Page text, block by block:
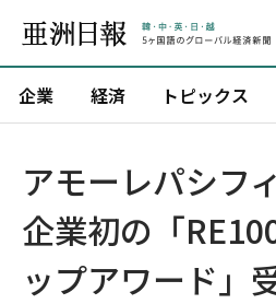
企業 経済 トピックス
アモーレパシフ
企業初の「
ップアワード」